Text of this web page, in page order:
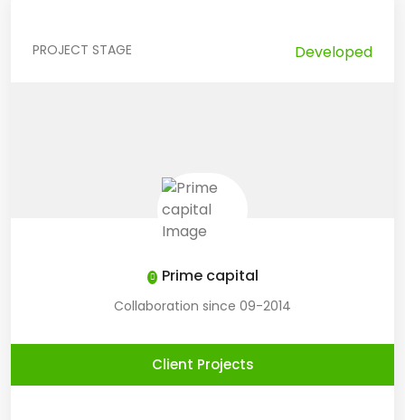
PROJECT STAGE Developed
Prime capital
Collaboration since 09-2014
Client Projects